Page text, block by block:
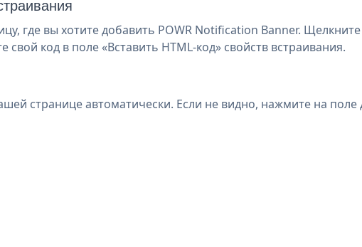
где вы хотите добавить POWR Notification Banner.
код в поле «Вставить HTML-код» свойств встраивания.
странице автоматически. Если не видно, нажмите на поле